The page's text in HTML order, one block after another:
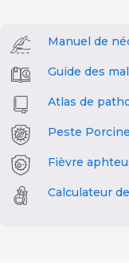
Manuel de
Guide des
Atlas de
Peste
Fièvre
Calculateur